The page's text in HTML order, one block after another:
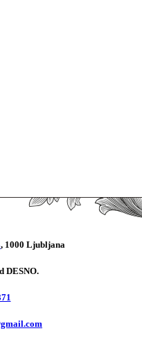
, 1000 Ljubljana
DESNO.